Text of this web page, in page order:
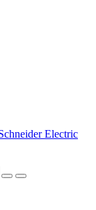
Electric